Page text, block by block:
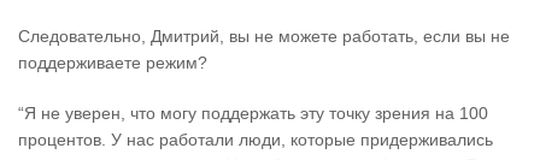
Следовательно, Дмитрий, вы не можете работать, если вы не
поддерживаете режим?
“Я не уверен, что могу поддержать эту точку зрения на 100
процентов. У нас работали люди, которые придерживались